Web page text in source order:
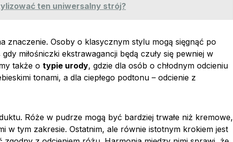
ten uniwersalny strój?
znaczenie. Osoby o klasycznym stylu mogą sięgnąć po
miłośniczki ekstrawagancji będą czuły się pewniej w
także o typie urody, gdzie dla osób o chłodnym odcieniu
tonami, a dla ciepłego podtonu – odcienie z
Róże w pudrze mogą być bardziej trwałe niż kremowe,
w tym zakresie. Ostatnim, ale równie istotnym krokiem jest